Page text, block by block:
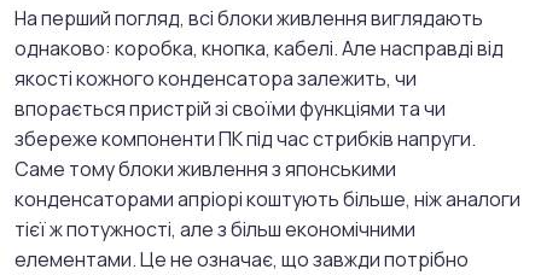
На перший погляд, всі блоки живлення виглядають
однаково: коробка, кнопка, кабелі. Але насправді від
якості кожного конденсатора залежить, чи
впорається пристрій зі своїми функціями та чи
збереже компоненти ПК під час стрибків напруги.
Саме тому блоки живлення з японськими
конденсаторами апріорі коштують більше, ніж аналоги
тієї ж потужності, але з більш економічними
елементами. Це не означає, що завжди потрібно